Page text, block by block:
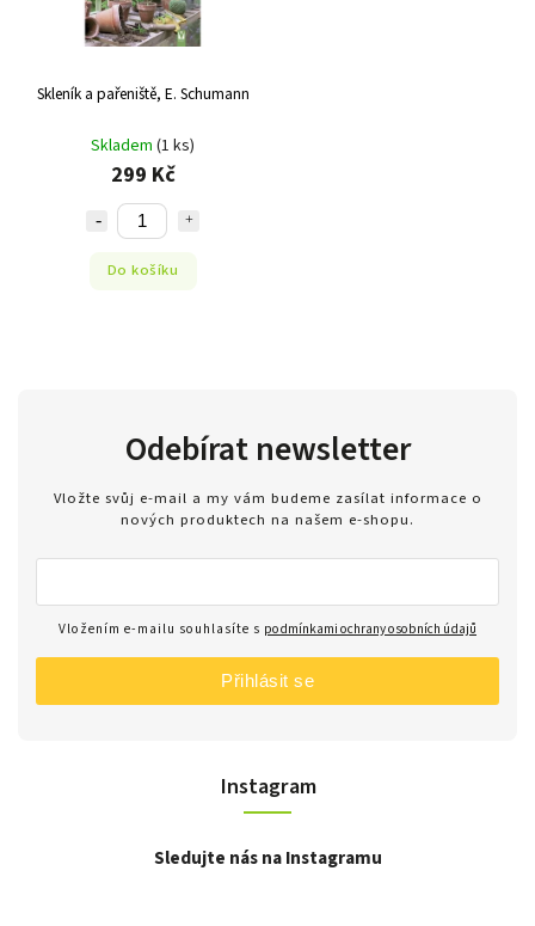
Skleník a pařeniště, E. Schumann
Skladem (1 ks)
299 Kč
Do košíku
Instagram
Sledujte nás na Instagramu
Odebírat newsletter
Vložte svůj e-mail a my vám budeme zasílat informace o
nových produktech na našem e-shopu.
Vložením e-mailu souhlasíte s podmínkami ochrany osobních údajů
Přihlásit se